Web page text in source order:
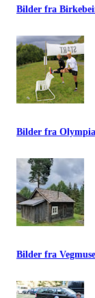
Bilder fra
Bilder fra
Bilder fra